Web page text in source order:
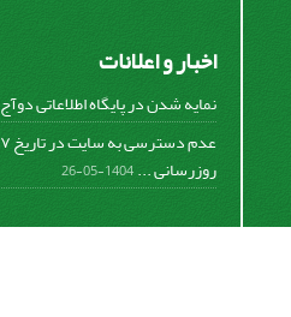
اخبار و اعلانات
نمایه شدن در پایگاه اطلاعاتی دوآج
روزرسانی ...1404-05-26